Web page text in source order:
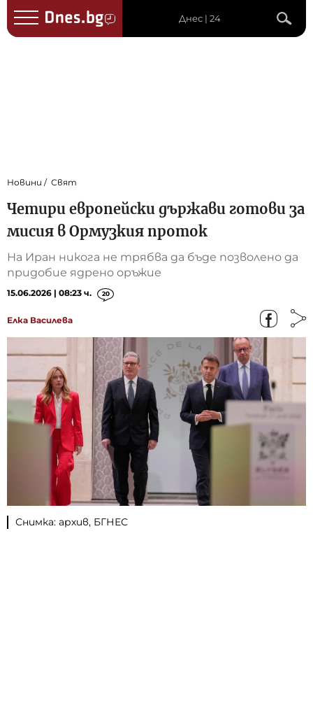
Днес | 24
Новини Свят
Четири европейски държави готови за
мисия в Ормузкия проток
На Иран никога не трябва да бъде позволено да
придобие ядрено оръжие
15.06.2026 | 08:23 ч. 20
Елка Василева
Снимка: архив, БГНЕС